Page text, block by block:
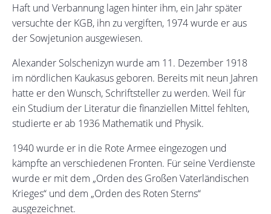
Haft und Verbannung lagen hinter ihm, ein Jahr später
versuchte der KGB, ihn zu vergiften, 1974 wurde er aus
der Sowjetunion ausgewiesen.
Alexander Solschenizyn wurde am 11. Dezember 1918
im nördlichen Kaukasus geboren. Bereits mit neun Jahren
hatte er den Wunsch, Schriftsteller zu werden. Weil für
ein Studium der Literatur die finanziellen Mittel fehlten,
studierte er ab 1936 Mathematik und Physik.
1940 wurde er in die Rote Armee eingezogen und
kämpfte an verschiedenen Fronten. Für seine Verdienste
wurde er mit dem „Orden des Großen Vaterländischen
Krieges“ und dem „Orden des Roten Sterns“
ausgezeichnet.